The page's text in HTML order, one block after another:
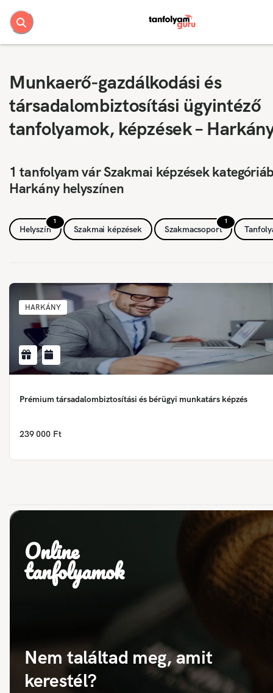
Munkaerő-gazdálkodási és
társadalombiztosítási ügyintéző
tanfolyamok, képzések –
1 tanfolyam vár Szakmai képzések
Harkány helyszínen
1
Helyszín Szakmai képzések
1
Szakmacsoport
HARKÁNY
Prémium társadalombiztosítási és bérügyi munkatárs képzés
239 000 Ft
Online
tanfolyamok
Nem találtad meg, amit
kerestél?